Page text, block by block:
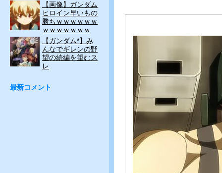
【画像】ガンダム
ヒロイン早いもの
勝ちｗｗｗｗｗｗ
ｗｗｗｗｗｗｗ
【ガンダム*】み
んなでギレンの野
望の続編を望むス
レ
最新コメント